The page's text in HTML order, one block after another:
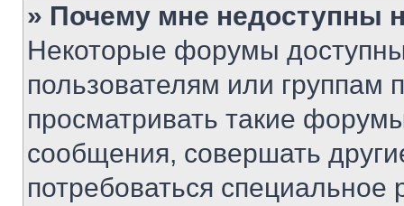
» Почему мне недоступны
Некоторые форумы
пользователям или группам
просматривать такие
сообщения, совершать
потребоваться